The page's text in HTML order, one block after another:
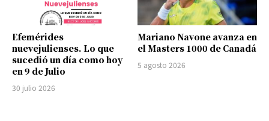
Efemérides
nuevejulienses. Lo que
sucedió un día como hoy
en 9 de Julio
30 julio 2026
Mariano Navone avanza en
el Masters 1000 de Canadá
5 agosto 2026